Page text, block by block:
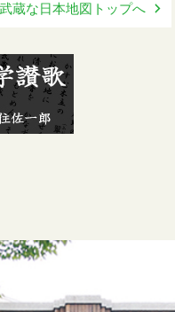
武蔵な日本地図トップへ